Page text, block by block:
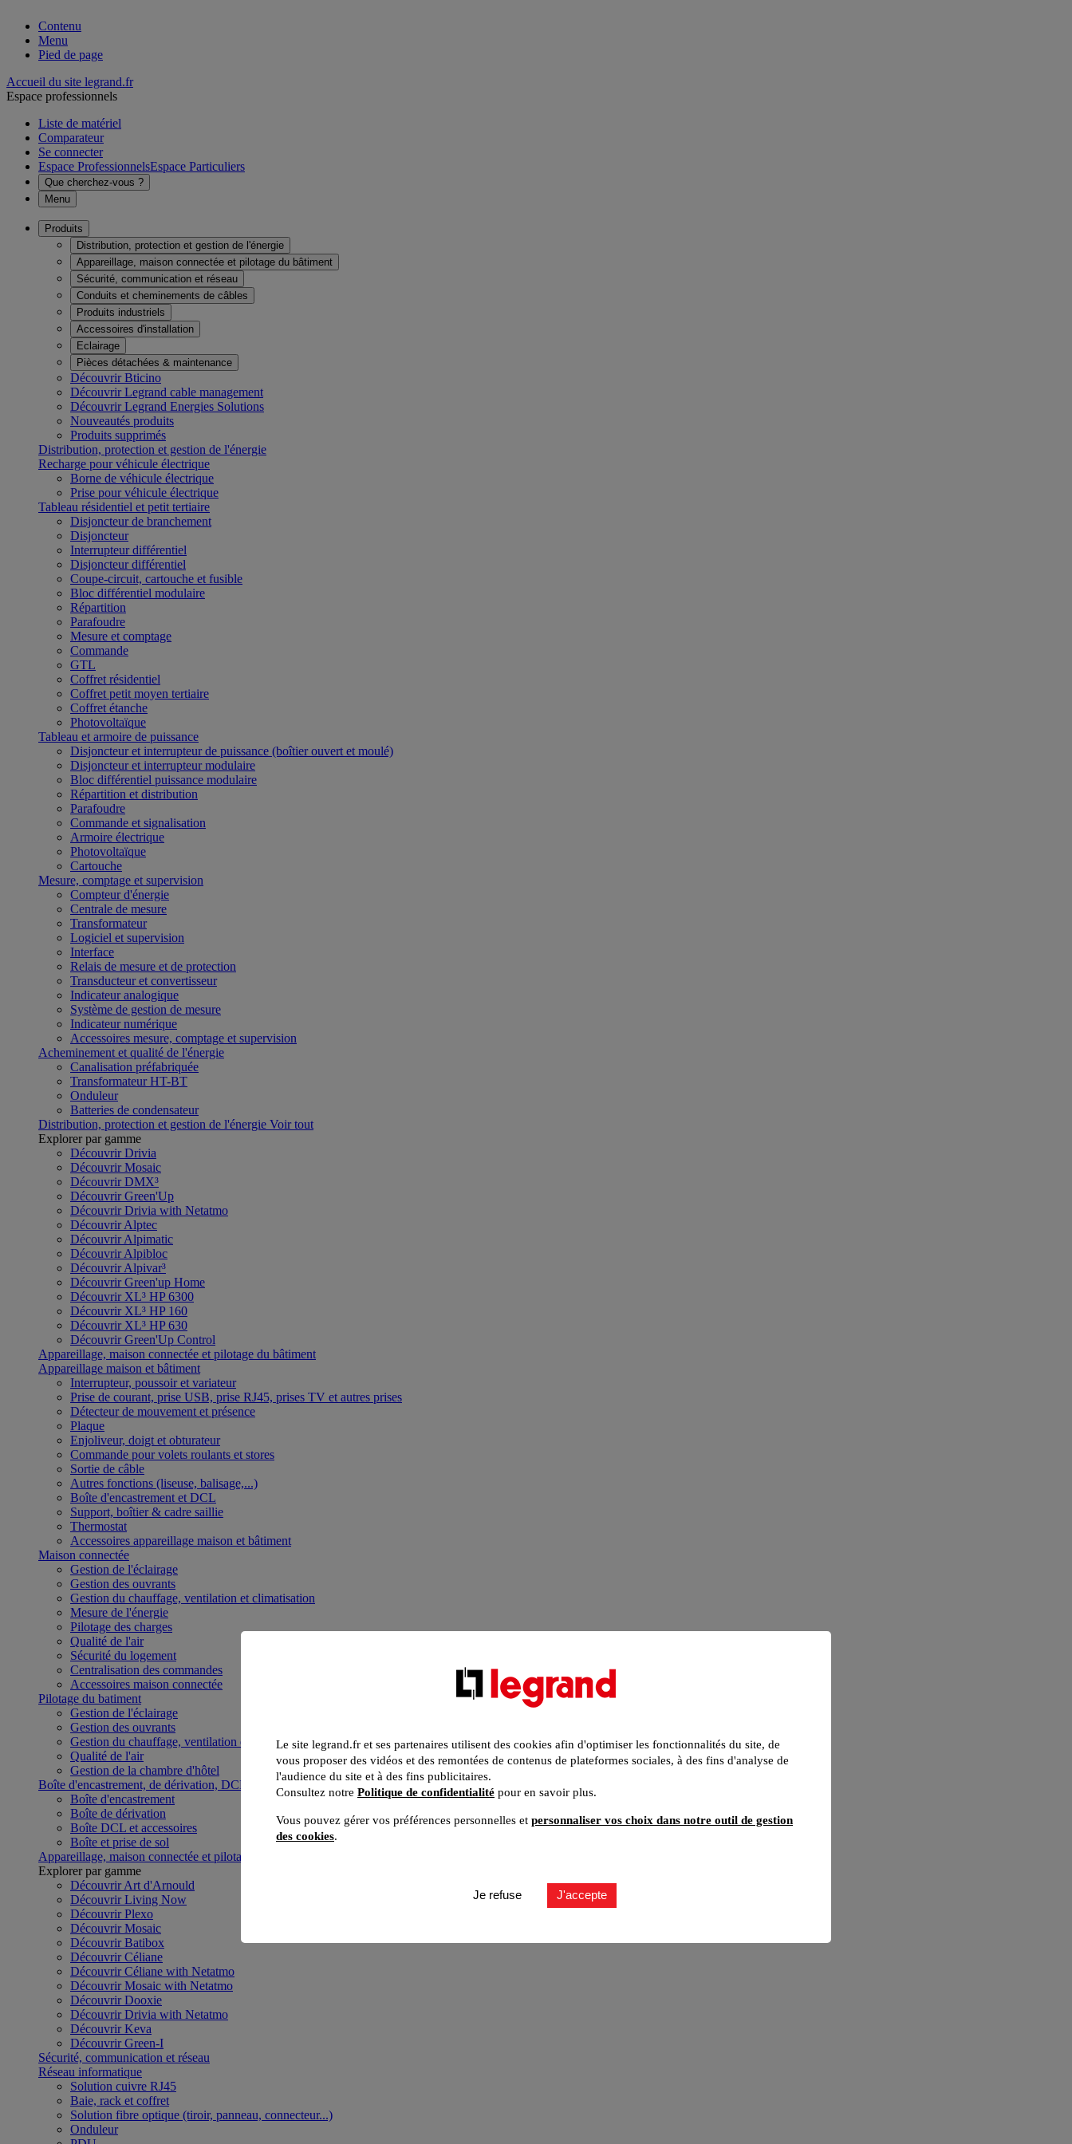
Contenu
Menu
Pied de page
Accueil du site legrand.fr
Espace professionnels
Liste de matériel
Comparateur
Se connecter
Espace ProfessionnelsEspace Particuliers
Que cherchez-vous ?
Menu
Produits
Distribution, protection et gestion de l'énergie
Appareillage, maison connectée et pilotage du bâtiment
Sécurité, communication et réseau
Conduits et cheminements de câbles
Produits industriels
Accessoires d'installation
Eclairage
Pièces détachées & maintenance
Découvrir Bticino
Découvrir Legrand cable management
Découvrir Legrand Energies Solutions
Nouveautés produits
Produits supprimés
Distribution, protection et gestion de l'énergie
Recharge pour véhicule électrique
Borne de véhicule électrique
Prise pour véhicule électrique
Tableau résidentiel et petit tertiaire
Disjoncteur de branchement
Disjoncteur
Interrupteur différentiel
Disjoncteur différentiel
Coupe-circuit, cartouche et fusible
Bloc différentiel modulaire
Répartition
Parafoudre
Mesure et comptage
Commande
GTL
Coffret résidentiel
Coffret petit moyen tertiaire
Coffret étanche
Photovoltaïque
Tableau et armoire de puissance
Disjoncteur et interrupteur de puissance (boîtier ouvert et moulé)
Disjoncteur et interrupteur modulaire
Bloc différentiel puissance modulaire
Répartition et distribution
Parafoudre
Commande et signalisation
Armoire électrique
Photovoltaïque
Cartouche
Mesure, comptage et supervision
Compteur d'énergie
Centrale de mesure
Transformateur
Logiciel et supervision
Interface
Relais de mesure et de protection
Transducteur et convertisseur
Indicateur analogique
Système de gestion de mesure
Indicateur numérique
Accessoires mesure, comptage et supervision
Acheminement et qualité de l'énergie
Canalisation préfabriquée
Transformateur HT-BT
Onduleur
Batteries de condensateur
Distribution, protection et gestion de l'énergie Voir tout
Explorer par gamme
Découvrir Drivia
Découvrir Mosaic
Découvrir DMX³
Découvrir Green'Up
Découvrir Drivia with Netatmo
Découvrir Alptec
Découvrir Alpimatic
Découvrir Alpibloc
Découvrir Alpivar³
Découvrir Green'up Home
Découvrir XL³ HP 6300
Découvrir XL³ HP 160
Découvrir XL³ HP 630
Découvrir Green'Up Control
Appareillage, maison connectée et pilotage du bâtiment
Appareillage maison et bâtiment
Interrupteur, poussoir et variateur
Prise de courant, prise USB, prise RJ45, prises TV et autres prises
Détecteur de mouvement et présence
Plaque
Enjoliveur, doigt et obturateur
Commande pour volets roulants et stores
Sortie de câble
Autres fonctions (liseuse, balisage,...)
Boîte d'encastrement et DCL
Support, boîtier & cadre saillie
Thermostat
Accessoires appareillage maison et bâtiment
Maison connectée
Gestion de l'éclairage
Gestion des ouvrants
Gestion du chauffage, ventilation et climatisation
Mesure de l'énergie
Pilotage des charges
Qualité de l'air
Sécurité du logement
Centralisation des commandes
Accessoires maison connectée
Pilotage du batiment
Gestion de l'éclairage
Gestion des ouvrants
Gestion du chauffage, ventilation et climatisation
Qualité de l'air
Gestion de la chambre d'hôtel
Boîte d'encastrement, de dérivation, DCL et boîte de sol
Boîte d'encastrement
Boîte de dérivation
Boîte DCL et accessoires
Boîte et prise de sol
Appareillage, maison connectée et pilotage du bâtiment
Explorer par gamme
Découvrir Art d'Arnould
Découvrir Living Now
Découvrir Plexo
Découvrir Mosaic
Découvrir Batibox
Découvrir Céliane
Découvrir Céliane with Netatmo
Découvrir Mosaic with Netatmo
Découvrir Dooxie
Découvrir Drivia with Netatmo
Découvrir Keva
Découvrir Green-I
Sécurité, communication et réseau
Réseau informatique
Solution cuivre RJ45
Baie, rack et coffret
Solution fibre optique (tiroir, panneau, connecteur...)
Onduleur
Le site legrand.fr et ses partenaires utilisent des cookies afin d'optimiser les fonctionnalités du site, de
vous proposer des vidéos et des remontées de contenus de plateformes sociales, à des fins d'analyse de
l'audience du site et à des fins publicitaires.
Consultez notre Politique de confidentialité pour en savoir plus.
Vous pouvez gérer vos préférences personnelles et personnaliser vos choix dans notre outil de gestion
des cookies.
Je refuse J'accepte